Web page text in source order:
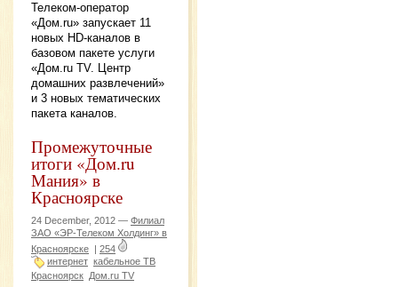
Телеком-оператор
«Дом.ru» запускает 11
новых HD-каналов в
базовом пакете услуги
«Дом.ru TV. Центр
домашних развлечений»
и 3 новых тематических
пакета каналов.
Промежуточные
итоги «Дом.ru
Мания» в
Красноярске
24 December, 2012 — Филиал
ЗАО «ЭР-Телеком Холдинг» в
Красноярске
254
интернет кабельное ТВ
Красноярск Дом.ru TV